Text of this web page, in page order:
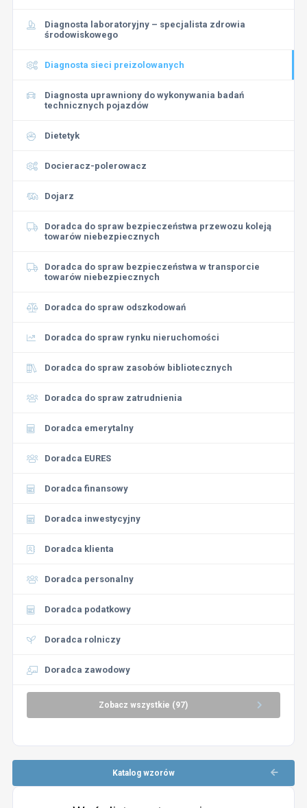
Diagnosta laboratoryjny – specjalista zdrowia
środowiskowego
Diagnosta sieci preizolowanych
Diagnosta uprawniony do wykonywania badań
technicznych pojazdów
Dietetyk
Docieracz-polerowacz
Dojarz
Doradca do spraw bezpieczeństwa przewozu koleją
towarów niebezpiecznych
Doradca do spraw bezpieczeństwa w transporcie
towarów niebezpiecznych
Doradca do spraw odszkodowań
Doradca do spraw rynku nieruchomości
Doradca do spraw zasobów bibliotecznych
Doradca do spraw zatrudnienia
Doradca emerytalny
Doradca EURES
Doradca finansowy
Doradca inwestycyjny
Doradca klienta
Doradca personalny
Doradca podatkowy
Doradca rolniczy
Doradca zawodowy
Zobacz wszystkie (97)
Katalog wzorów